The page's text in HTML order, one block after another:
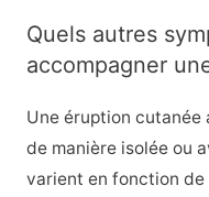
Quels autres
accompagner
Une éruption cutanée
de manière isolée ou
varient en fonction